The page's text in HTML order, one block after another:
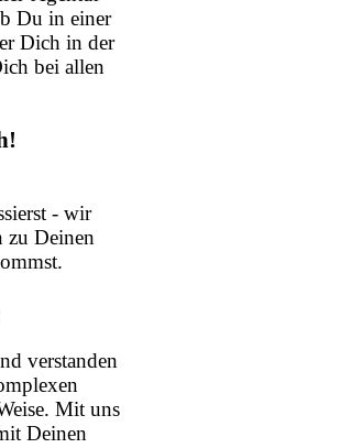
Du in einer
Dich in der
bei allen
- wir
zu Deinen
verstanden
Mit uns
Deinen